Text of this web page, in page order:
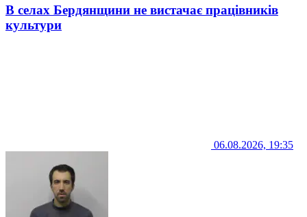
В селах Бердянщини не вистачає працівників
культури
06.08.2026, 19:35